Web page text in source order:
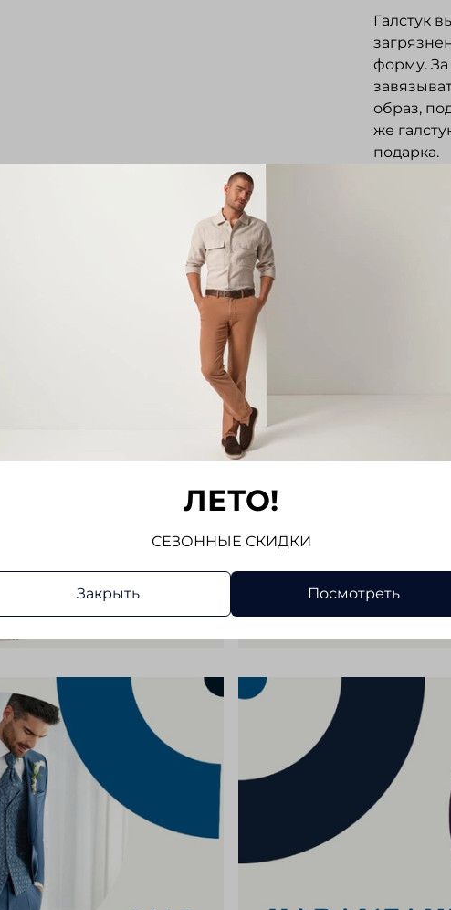
Галстук
форму. За
образ,
же
подарка.
Отзывов
ЛЕТО!
СЕЗОННЫЕ СКИДКИ
Закрыть Посмотреть